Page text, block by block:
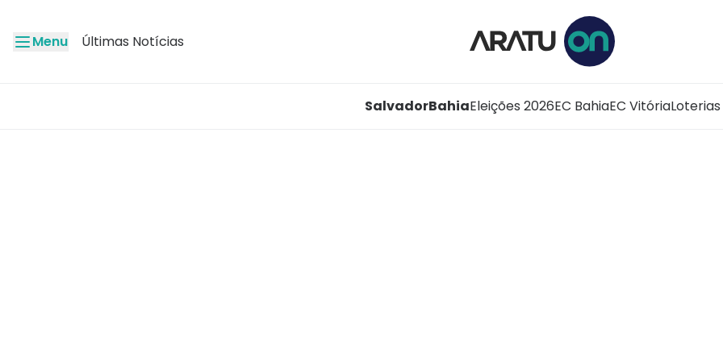
Menu Últimas Notícias
SalvadorBahiaEleições 2026EC BahiaEC VitóriaLoterias